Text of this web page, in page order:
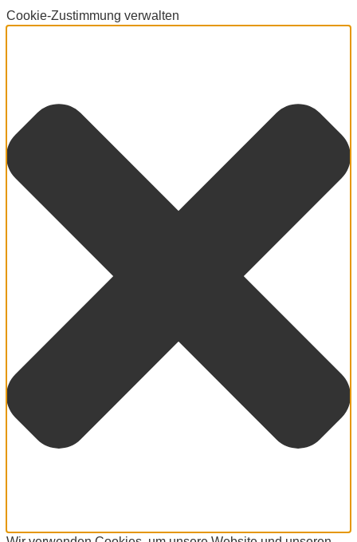
Cookie-Zustimmung verwalten